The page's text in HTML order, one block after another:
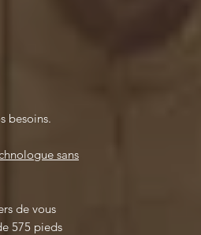
besoins.
sans
de vous
575 pieds